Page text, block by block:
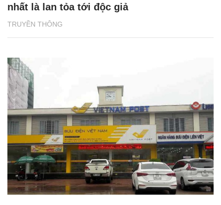
TRUYỀN THÔNG
nhất là lan tỏa tới độc giả